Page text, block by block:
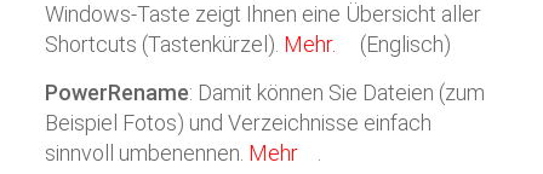
Windows-Taste zeigt Ihnen eine Übersicht aller
Shortcuts (Tastenkürzel). Mehr.
(Englisch)
PowerRename: Damit können Sie Dateien (zum
Beispiel Fotos) und Verzeichnisse einfach
sinnvoll umbenennen. Mehr